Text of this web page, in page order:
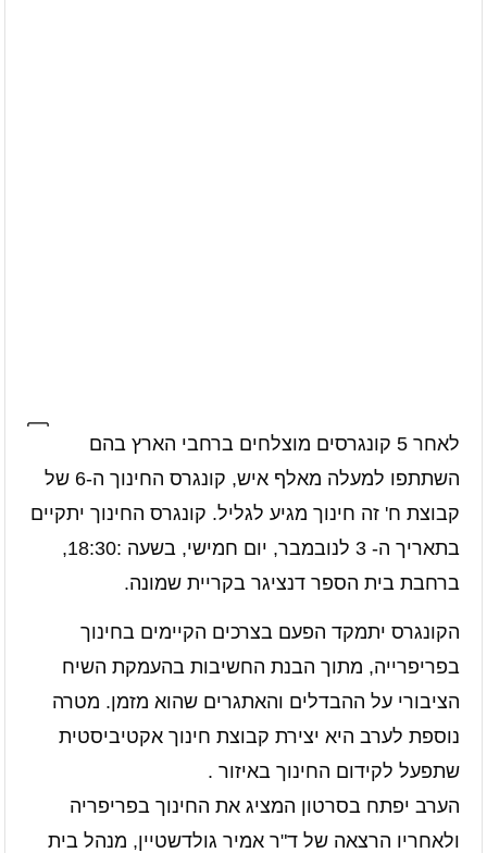
לאחר 5 קונגרסים מוצלחים ברחבי הארץ בהם
השתתפו למעלה מאלף איש, קונגרס החינוך ה-6 של
קבוצת ח' זה חינוך מגיע לגליל. קונגרס החינוך יתקיים
בתאריך ה- 3 לנובמבר, יום חמישי, בשעה :18:30,
ברחבת בית הספר דנציגר בקריית שמונה.
הקונגרס יתמקד הפעם בצרכים הקיימים בחינוך
בפריפרייה, מתוך הבנת החשיבות בהעמקת השיח
הציבורי על ההבדלים והאתגרים שהוא מזמן. מטרה
נוספת לערב היא יצירת קבוצת חינוך אקטיביסטית
שתפעל לקידום החינוך באיזור .
הערב יפתח בסרטון המציג את החינוך בפריפריה
ולאחריו הרצאה של ד"ר אמיר גולדשטיין, מנהל בית